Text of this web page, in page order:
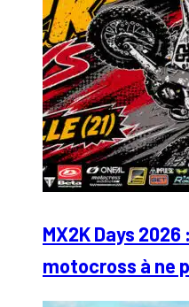
MX2K Days
motocross à ne